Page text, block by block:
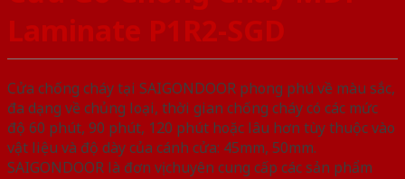
Laminate P1R2-SGD
Cửa chống cháy tại SAIGONDOOR phong phú về màu sắc,
đa dạng về chủng loại, thời gian chống cháy có các mức
độ 60 phút, 90 phút, 120 phút hoặc lâu hơn tùy thuộc vào
vật liệu và độ dày của cánh cửa: 45mm, 50mm.
SAIGONDOOR là đơn vị chuyên cung cấp các sản phẩm